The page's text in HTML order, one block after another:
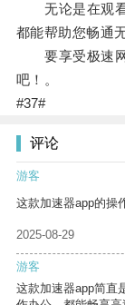
无论是在观看
都能帮助您畅通
要享受极速网
吧！。
#37#
评论
游客
这款加速器app的操
2025-08-29
游客
这款加速器app简直